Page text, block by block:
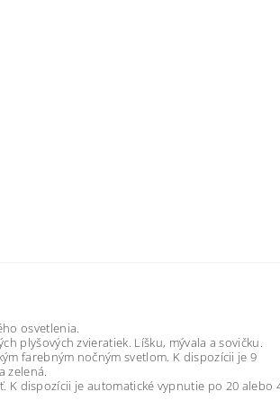
osvetlenia.
plyšových zvieratiek. Líšku, mývala a sovičku.
farebným nočným svetlom. K dispozícii je 9
zelená.
K dispozícii je automatické vypnutie po 20 alebo